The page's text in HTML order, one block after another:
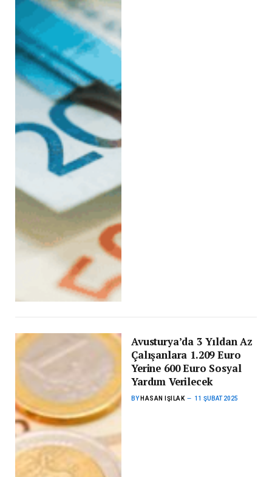
Avusturya’da 3 Yıldan Az
Çalışanlara 1.209 Euro
Yerine 600 Euro Sosyal
Yardım Verilecek
BY HASAN IŞILAK 11 ŞUBAT 2025